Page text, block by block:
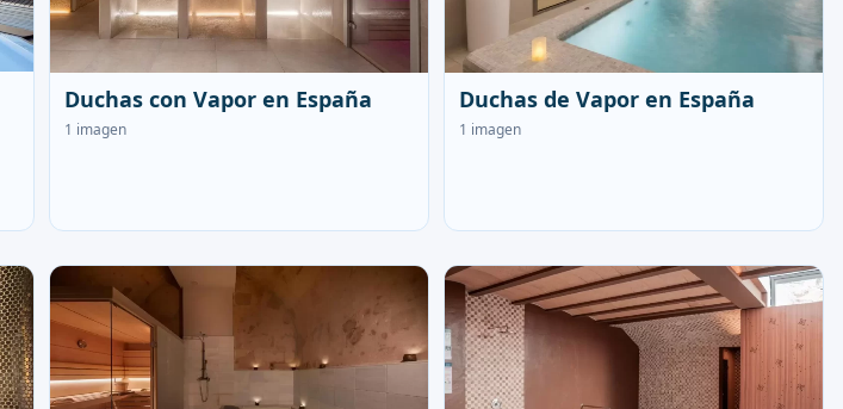
Duchas con Vapor en España
1 imagen
Duchas de Vapor en España
1 imagen